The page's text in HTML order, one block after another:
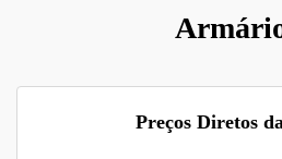
Preços Diretos